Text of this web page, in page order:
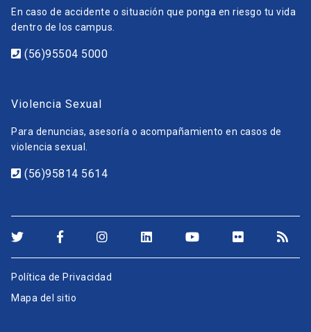
En caso de accidente o situación que ponga en riesgo tu vida
dentro de los campus.
(56)95504 5000
Violencia Sexual
Para denuncias, asesoría o acompañamiento en casos de
violencia sexual.
(56)95814 5614
Política de Privacidad
Mapa del sitio